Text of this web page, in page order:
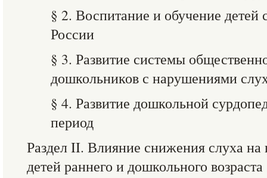
§ 2. Воспитание и обучение
России
§ 3. Развитие системы
дошкольников с нарушениями
§ 4. Развитие дошкольной
период
Раздел II. Влияние снижения слуха на
детей раннего и дошкольного возраста